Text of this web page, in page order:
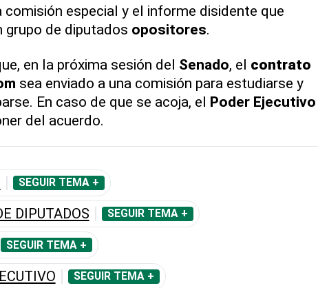
comisión especial y el informe disidente que
grupo de diputados opositores.
en la próxima sesión del Senado, el contrato
sea enviado a una comisión para estudiarse y
En caso de que se acoja, el Poder Ejecutivo
del acuerdo.
SEGUIR TEMA +
DIPUTADOS SEGUIR TEMA +
SEGUIR TEMA +
SEGUIR TEMA +